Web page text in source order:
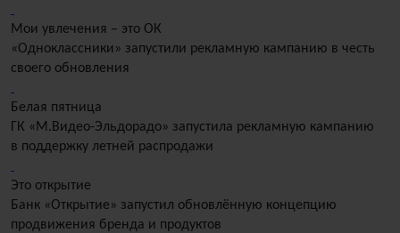
Мои увлечения – это ОК
«Одноклассники» запустили рекламную кампанию в честь
своего обновления
Белая пятница
ГК «М.Видео-Эльдорадо» запустила рекламную кампанию
в поддержку летней распродажи
Это открытие
Банк «Открытие» запустил обновлённую концепцию
продвижения бренда и продуктов